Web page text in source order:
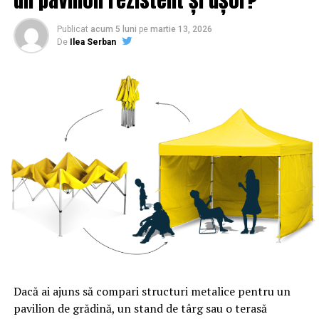
Publicat acum 5 luni pe martie 13, 2026
De
Ilea Serban
Dacă ai ajuns să compari structuri metalice pentru un
pavilion de grădină, un stand de târg sau o terasă